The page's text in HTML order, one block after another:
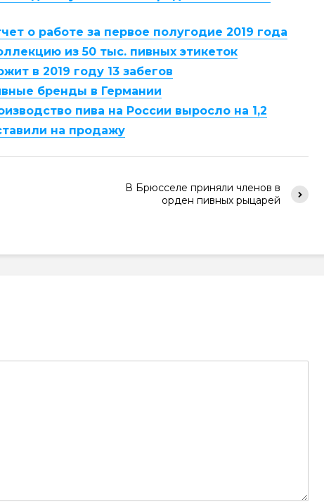
о работе за первое полугодие 2019 года
из 50 тыс. пивных этикеток
в 2019 году 13 забегов
бренды в Германии
пива на России выросло на 1,2
на продажу
В Брюсселе приняли членов в
орден пивных рыцарей